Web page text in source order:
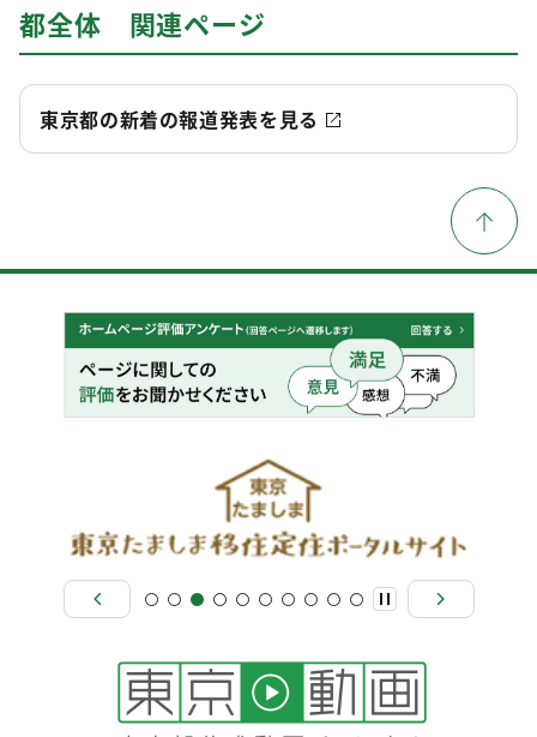
都全体 関連ページ
東京都の新着の報道発表を見る